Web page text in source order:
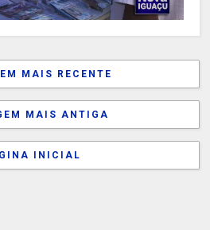
MAIS RECENTE
MAIS ANTIGA
INICIAL